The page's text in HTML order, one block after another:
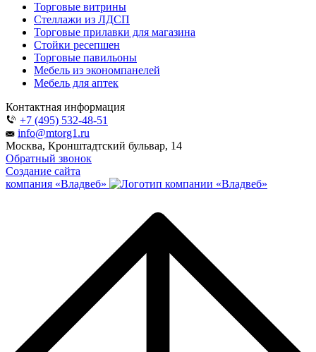
Торговые витрины
Стеллажи из ЛДСП
Торговые прилавки для магазина
Стойки ресепшен
Торговые павильоны
Мебель из экономпанелей
Мебель для аптек
Контактная информация
+7 (495) 532-48-51
info@mtorg1.ru
Москва, Кронштадтский бульвар, 14
Обратный звонок
Создание сайта
компания «Владвеб»